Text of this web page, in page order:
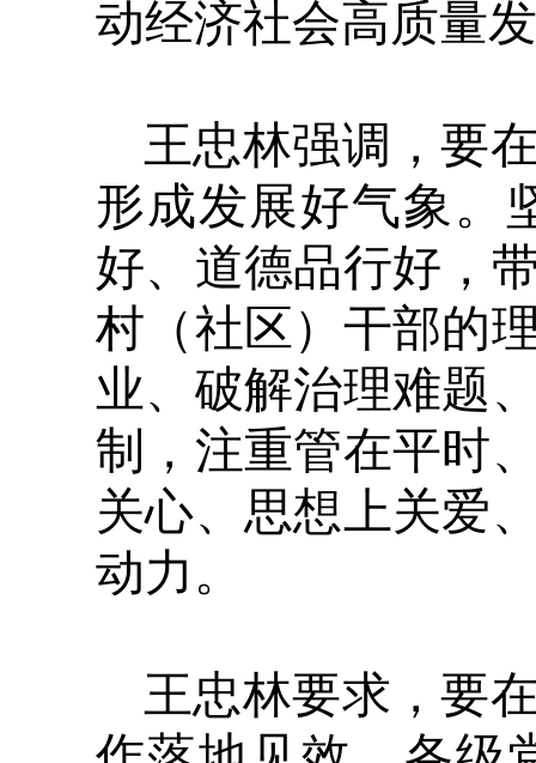
动经济社会高质量
王忠林强调，要
形成发展好气象。
好、道德品行好，
村（社区）干部的
业、破解治理难题
制，注重管在平时
关心、思想上关爱
动力。
王忠林要求，要